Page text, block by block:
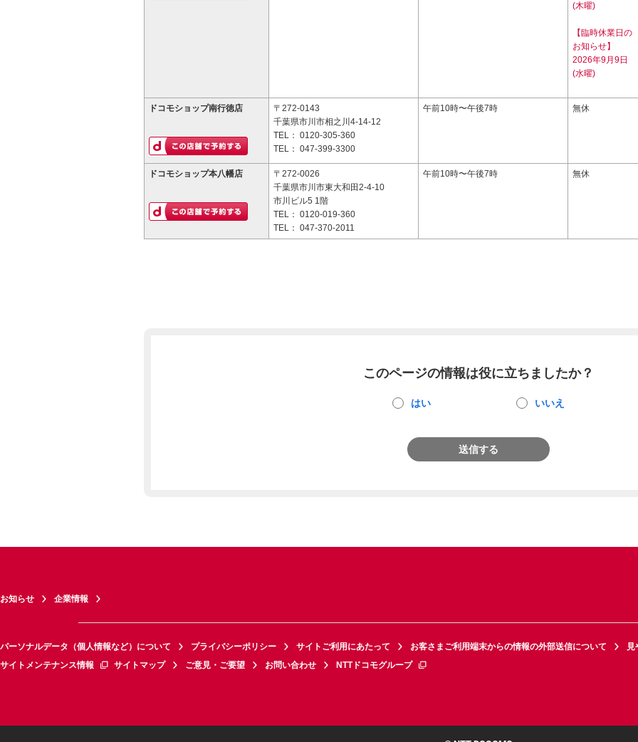
(木曜)
【臨時休業日の
お知らせ】
2026年9月9日
(水曜)
ドコモショップ南行徳店
〒272-0143
千葉県市川市相之川4-14-12
TEL： 0120-305-360
TEL： 047-399-3300
午前10時〜午後7時 無休
ドコモショップ本八幡店
〒272-0026
千葉県市川市東大和田2-4-10
市川ビル5 1階
TEL： 0120-019-360
TEL： 047-370-2011
午前10時〜午後7時 無休
このページの情報は役に立ちましたか？
はい いいえ
送信する
お知らせ 企業情報
パーソナルデータ（個人情報など）について プライバシーポリシー サイトご利用にあたって お客さまご利用端末からの情報の外部送信について
見
サイトメンテナンス情報
サイトマップ ご意見・ご要望 お問い合わせ NTTドコモグループ